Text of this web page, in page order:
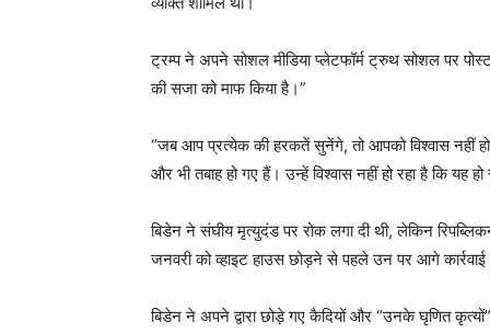
ट्रम्प ने अपने सोशल मीडिया प्लेटफॉर्म ट्रुथ सोशल पर
की सजा को माफ किया है।”
“जब आप प्रत्येक की हरकतें सुनेंगे, तो आपको विश्वास नहीं
और भी तबाह हो गए हैं। उन्हें विश्वास नहीं हो रहा है कि यह हो
बिडेन ने संघीय मृत्युदंड पर रोक लगा दी थी, लेकिन
जनवरी को व्हाइट हाउस छोड़ने से पहले उन पर आगे
बिडेन ने अपने द्वारा छोड़े गए कैदियों और “उनके घृणित